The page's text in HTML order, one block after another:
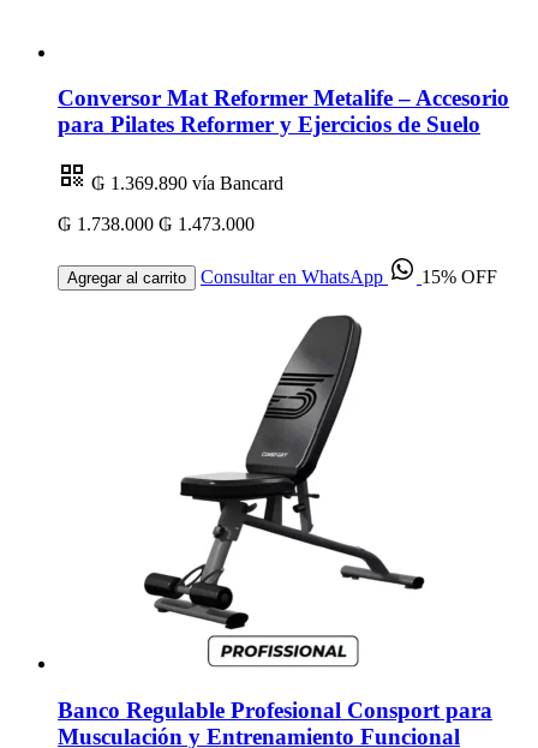
Conversor Mat Reformer Metalife – Accesorio
para Pilates Reformer y Ejercicios de Suelo
₲ 1.369.890 vía Bancard
₲ 1.738.000 ₲ 1.473.000
Agregar al carrito Consultar en WhatsApp 15% OFF
Banco Regulable Profesional Consport para
Musculación y Entrenamiento Funcional